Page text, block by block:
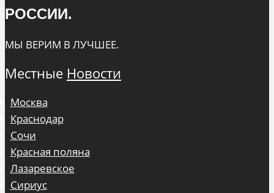
РОССИИ.
МЫ ВЕРИМ В ЛУЧШЕЕ.
Местные Новости
Москва
Краснодар
Сочи
Красная поляна
Лазаревское
Сириус